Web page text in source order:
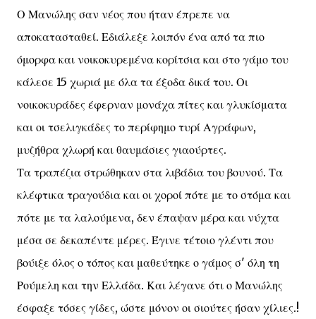
Ο Μανώλης σαν νέος που ήταν έπρεπε να
αποκατασταθεί. Εδιάλεξε λοιπόν ένα από τα πιο
όμορφα και νοικοκυρεμένα κορίτσια και στο γάμο του
κάλεσε 15 χωριά με όλα τα έξοδα δικά του. Οι
νοικοκυράδες έφερναν μονάχα πίτες και γλυκίσματα
και οι τσελιγκάδες το περίφημο τυρί Αγράφων,
μυζήθρα χλωρή και θαυμάσιες γιαούρτες.
Τα τραπέζια στρώθηκαν στα λιβάδια του βουνού. Τα
κλέφτικα τραγούδια και οι χοροί πότε με το στόμα και
πότε με τα λαλούμενα, δεν έπαψαν μέρα και νύχτα
μέσα σε δεκαπέντε μέρες. Έγινε τέτοιο γλέντι που
βούιξε όλος ο τόπος και μαθεύτηκε ο γάμος σ' όλη τη
Ρούμελη και την Ελλάδα. Και λέγανε ότι ο Μανώλης
έσφαξε τόσες γίδες, ώστε μόνον οι σιούτες ήσαν χίλιες.!